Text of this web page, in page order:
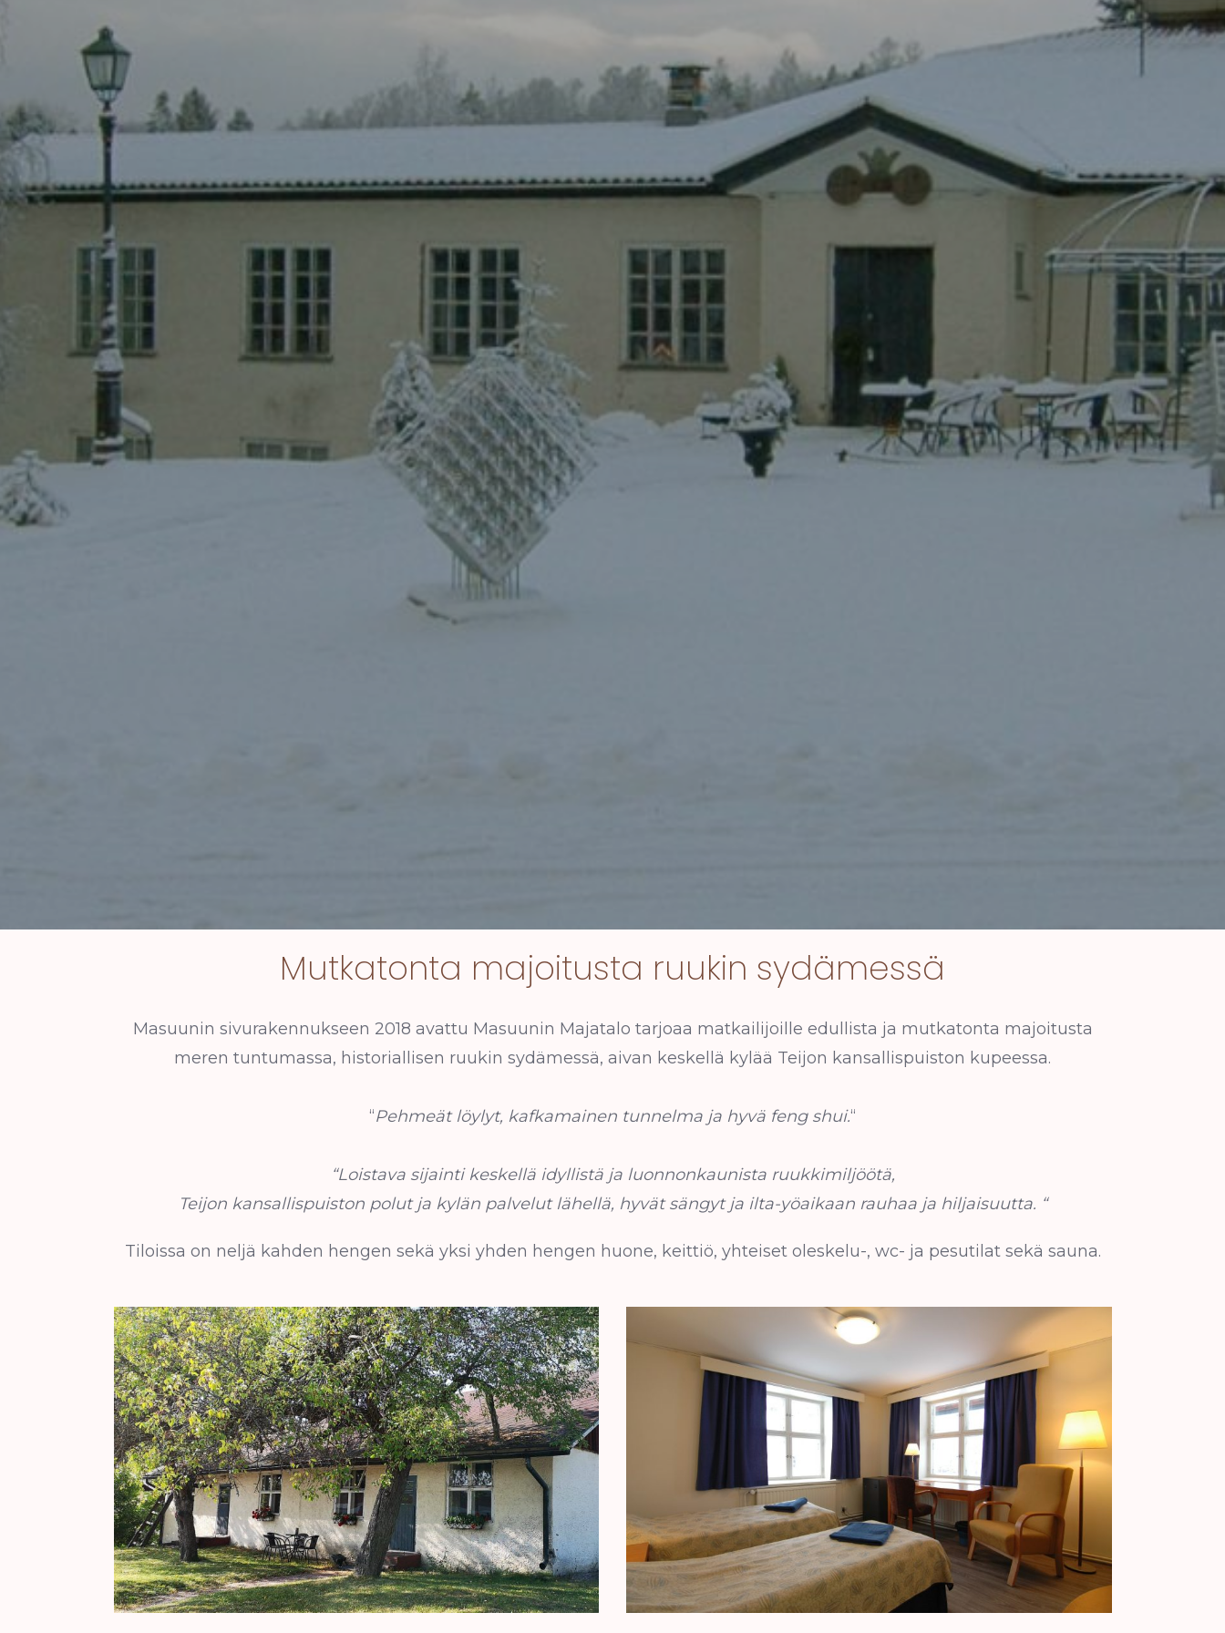
Mutkatonta majoitusta ruukin sydämessä
Masuunin sivurakennukseen 2018 avattu Masuunin Majatalo tarjoaa matkailijoille edullista ja mutkatonta majoitusta
meren tuntumassa, historiallisen ruukin sydämessä, aivan keskellä kylää Teijon kansallispuiston kupeessa.
“Pehmeät löylyt, kafkamainen tunnelma ja hyvä feng shui.“
“Loistava sijainti keskellä idyllistä ja luonnonkaunista ruukkimiljöötä,
Teijon kansallispuiston polut ja kylän palvelut lähellä, hyvät sängyt ja ilta-yöaikaan rauhaa ja hiljaisuutta. “
Tiloissa on neljä kahden hengen sekä yksi yhden hengen huone, keittiö, yhteiset oleskelu-, wc- ja pesutilat sekä sauna.